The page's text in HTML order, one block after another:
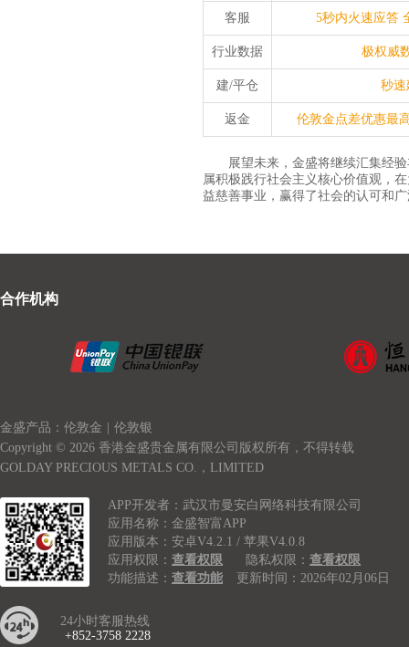
客服 5秒内火速应答
行业数据 极权威
建/平仓 秒速
返金 伦敦金点差优惠最
展望未来，金盛将继续汇集经
属积极践行社会主义核心价值观，
益慈善事业，赢得了社会的认可和
合作机构
金盛产品：伦敦金
伦敦银
Copyright © 2026 香港金盛贵金属有限公司版权所有，不得转载
GOLDAY PRECIOUS METALS CO.，LIMITED
APP开发者：武汉市曼安白网络科技有限公司
应用名称：金盛智富APP
应用版本：安卓V4.2.1 / 苹果V4.0.8
应用权限： 查看权限 隐私权限： 查看权限
功能描述： 查看功能 更新时间：2026年02月06日
24小时客服热线
+852-3758 2228